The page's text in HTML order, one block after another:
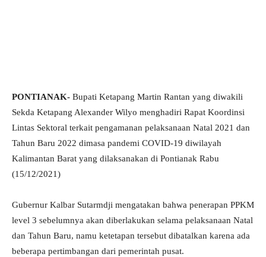
PONTIANAK- Bupati Ketapang Martin Rantan yang diwakili
Sekda Ketapang Alexander Wilyo menghadiri Rapat Koordinsi
Lintas Sektoral terkait pengamanan pelaksanaan Natal 2021 dan
Tahun Baru 2022 dimasa pandemi COVID-19 diwilayah
Kalimantan Barat yang dilaksanakan di Pontianak Rabu
(15/12/2021)
Gubernur Kalbar Sutarmdji mengatakan bahwa penerapan PPKM
level 3 sebelumnya akan diberlakukan selama pelaksanaan Natal
dan Tahun Baru, namu ketetapan tersebut dibatalkan karena ada
beberapa pertimbangan dari pemerintah pusat.